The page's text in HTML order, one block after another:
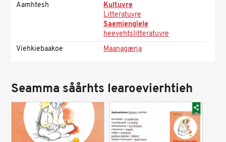
Aamhtesh
Kultuvre
Litteratuvre
Saemiengïele
heevehtslitteratuvre
Viehkiebaakoe
Maanagærja
Seamma såårhts learoevierhtieh